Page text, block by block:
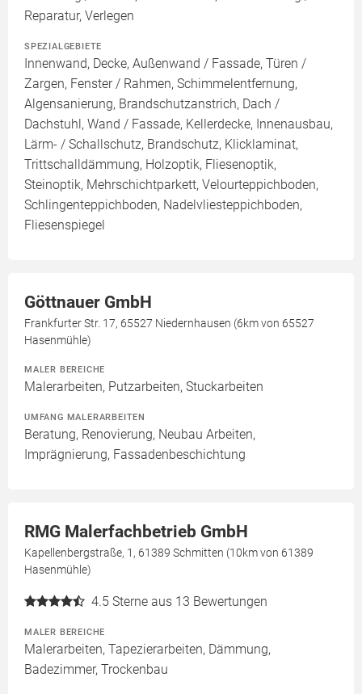
Reparatur, Verlegen
SPEZIALGEBIETE
Innenwand, Decke, Außenwand / Fassade, Türen /
Zargen, Fenster / Rahmen, Schimmelentfernung,
Algensanierung, Brandschutzanstrich, Dach /
Dachstuhl, Wand / Fassade, Kellerdecke, Innenausbau,
Lärm- / Schallschutz, Brandschutz, Klicklaminat,
Trittschalldämmung, Holzoptik, Fliesenoptik,
Steinoptik, Mehrschichtparkett, Velourteppichboden,
Schlingenteppichboden, Nadelvliesteppichboden,
Fliesenspiegel
Göttnauer GmbH
Frankfurter Str. 17, 65527 Niedernhausen (6km von 65527
Hasenmühle)
MALER BEREICHE
Malerarbeiten, Putzarbeiten, Stuckarbeiten
UMFANG MALERARBEITEN
Beratung, Renovierung, Neubau Arbeiten,
Imprägnierung, Fassadenbeschichtung
RMG Malerfachbetrieb GmbH
Kapellenbergstraße, 1, 61389 Schmitten (10km von 61389
Hasenmühle)
4.5 Sterne aus 13 Bewertungen
MALER BEREICHE
Malerarbeiten, Tapezierarbeiten, Dämmung,
Badezimmer, Trockenbau